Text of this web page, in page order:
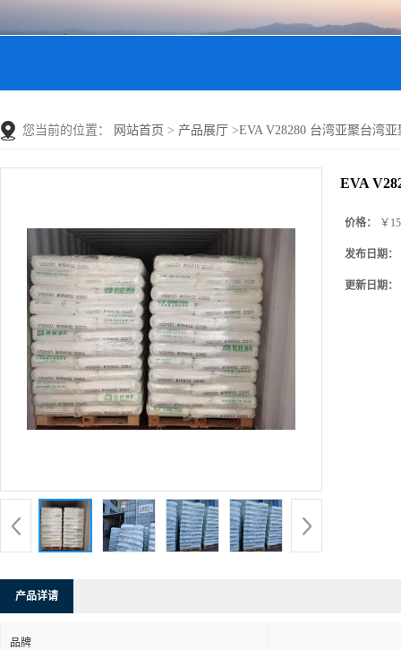
您当前的位置： 网站首页 > 产品展厅 >EVA V28280 台湾亚聚台湾亚
EVA
价格： ￥
发布日期：
更新日期：
产品详请
品牌